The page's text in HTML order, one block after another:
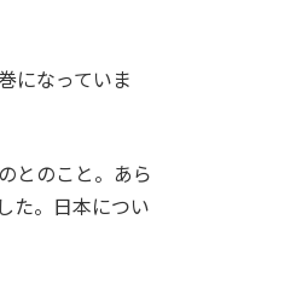
になっていま
とのこと。あら
た。日本につい